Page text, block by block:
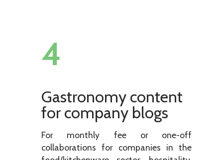
4
Gastronomy content
for company blogs
For monthly fee or one-off
collaborations for companies in the